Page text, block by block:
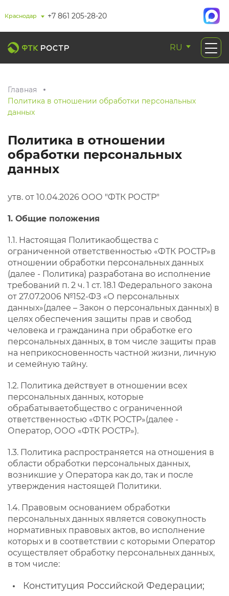
Краснодар +7 861 205-28-20
RU
Главная
Политика в отношении обработки персональных
данных
Политика в отношении
обработки персональных
данных
утв. от 10.04.2026 ООО "ФТК РОСТР"
1. Общие положения
1.1. Настоящая Политикаобщества с
ограниченной ответственностью «ФТК РОСТР»в
отношении обработки персональных данных
(далее - Политика) разработана во исполнение
требований п. 2 ч. 1 ст. 18.1 Федерального закона
от 27.07.2006 №152-ФЗ «О персональных
данных»(далее – Закон о персональных данных) в
целях обеспечения защиты прав и свобод
человека и гражданина при обработке его
персональных данных, в том числе защиты прав
на неприкосновенность частной жизни, личную
и семейную тайну.
1.2. Политика действует в отношении всех
персональных данных, которые
обрабатываетобщество с ограниченной
ответственностью «ФТК РОСТР»(далее -
Оператор, ООО «ФТК РОСТР»).
1.3. Политика распространяется на отношения в
области обработки персональных данных,
возникшие у Оператора как до, так и после
утверждения настоящей Политики.
1.4. Правовым основанием обработки
персональных данных является совокупность
нормативных правовых актов, во исполнение
которых и в соответствии с которыми Оператор
осуществляет обработку персональных данных,
в том числе:
Конституция Российской Федерации;